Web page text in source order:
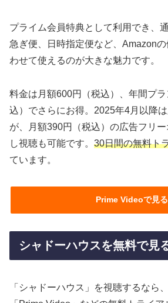
プライム会員特典として利用でき、
急ぎ便、日時指定便など、Amazon
わせて使えるのが大きな魅力です。
料金は月額600円（税込）、年間プ
込）でさらにお得。2025年4月以降
が、月額390円（税込）の広告フリ
し視聴も可能です。 30日間の無料ト
ています。
Prime Videoで見る
シャドーハウスを無料で見
「シャドーハウス」を視聴するなら